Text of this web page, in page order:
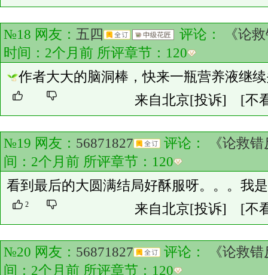
№18 网友： 五四 评论：
《论
时间：2个月前 所评章节： 120
作者大大的脑洞棒，快来一瓶营养液继
来自北京[投诉] [不
№19 网友： 56871827 评论：
《论救
间：2个月前 所评章节： 120
看到最后的大圆满结局好酥服呀。。。我
2 来自北京[投诉] [不
№20 网友： 56871827 评论：
《论救
间：2个月前 所评章节： 120